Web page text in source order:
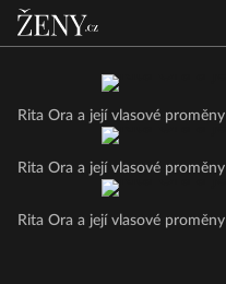
Rita Ora a její vlasové proměny
Rita Ora a její vlasové proměny
Rita Ora a její vlasové proměny